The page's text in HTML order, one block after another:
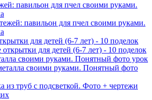
павильон для пчел своими руками.
для детей (6-7 лет) - 10 поделок
своими руками. Понятный фото урок
из труб с подсветкой. Фото + чертежи